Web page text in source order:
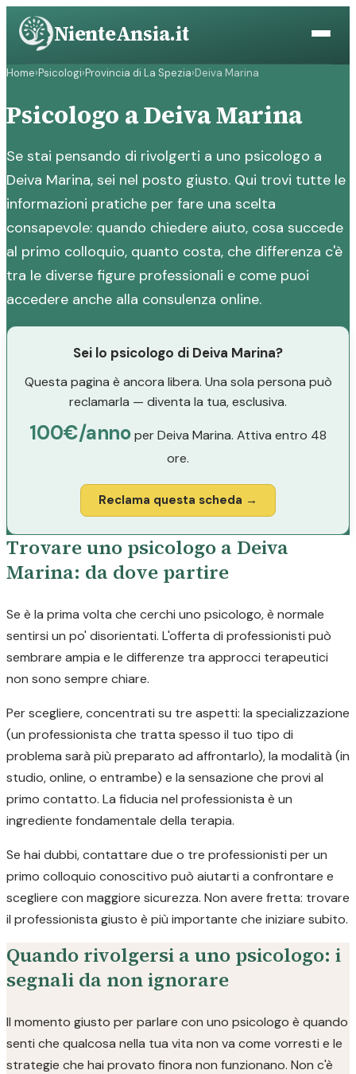
Vai
contenuto
NienteAnsia.it
Home›Psicologi›Provincia di La Spezia›Deiva Marina
Psicologo a Deiva Marina
Se stai pensando di rivolgerti a uno psicologo a
Deiva Marina, sei nel posto giusto. Qui trovi tutte le
informazioni pratiche per fare una scelta
consapevole: quando chiedere aiuto, cosa succede
al primo colloquio, quanto costa, che differenza c'è
tra le diverse figure professionali e come puoi
accedere anche alla consulenza online.
Sei lo psicologo di Deiva Marina?
Questa pagina è ancora libera. Una sola persona può
reclamarla — diventa la tua, esclusiva.
100€/annoper Deiva Marina. Attiva entro 48
ore.
Reclama questa scheda →
Trovare uno psicologo a Deiva
Marina: da dove partire
Se è la prima volta che cerchi uno psicologo, è normale
sentirsi un po' disorientati. L'offerta di professionisti può
sembrare ampia e le differenze tra approcci terapeutici
non sono sempre chiare.
Per scegliere, concentrati su tre aspetti: la specializzazione
(un professionista che tratta spesso il tuo tipo di
problema sarà più preparato ad affrontarlo), la modalità (in
studio, online, o entrambe) e la sensazione che provi al
primo contatto. La fiducia nel professionista è un
ingrediente fondamentale della terapia.
Se hai dubbi, contattare due o tre professionisti per un
primo colloquio conoscitivo può aiutarti a confrontare e
scegliere con maggiore sicurezza. Non avere fretta: trovare
il professionista giusto è più importante che iniziare subito.
Quando rivolgersi a uno psicologo: i
segnali da non ignorare
Il momento giusto per parlare con uno psicologo è quando
senti che qualcosa nella tua vita non va come vorresti e le
strategie che hai provato finora non funzionano. Non c'è